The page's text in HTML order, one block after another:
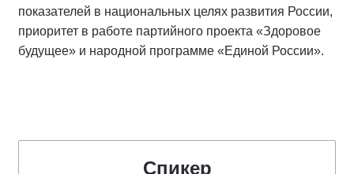
показателей в национальных целях развития России,
приоритет в работе партийного проекта «Здоровое
будущее» и народной программе «Единой России».
Спикер